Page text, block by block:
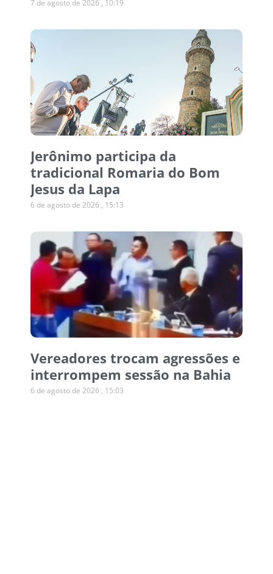
7 de agosto de 2026 10:19
Jerônimo participa da
tradicional Romaria do Bom
Jesus da Lapa
6 de agosto de 2026 15:13
Vereadores trocam agressões e
interrompem sessão na Bahia
6 de agosto de 2026 15:03